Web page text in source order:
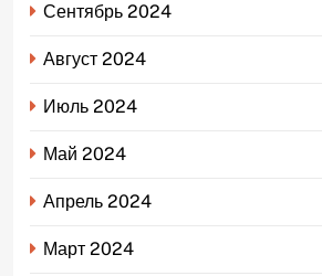
Сентябрь 2024
Август 2024
Июль 2024
Май 2024
Апрель 2024
Март 2024